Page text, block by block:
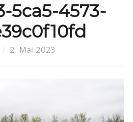
5ca5-4573-
2. Mai 2023